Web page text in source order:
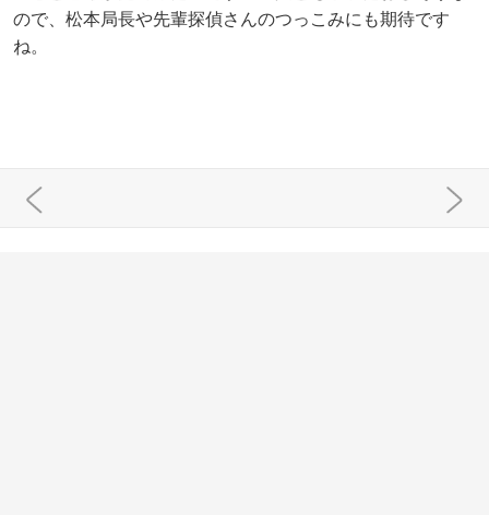
ので、松本局長や先輩探偵さんのつっこみにも期待です
ね。